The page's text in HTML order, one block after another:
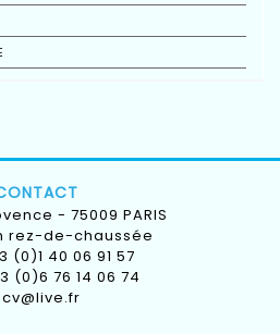
- 75009 PARIS
rez-de-chaussée
(0)1 40 06 91 57
(0)6 76 14 06 74